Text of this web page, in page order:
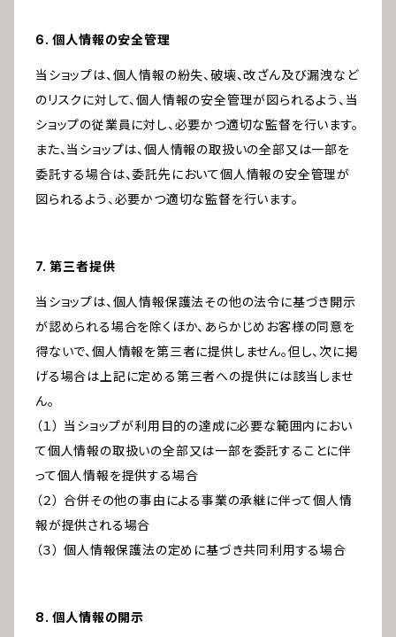
6. 個人情報の安全管理
当ショップは、個人情報の紛失、破壊、改ざん及び漏洩など
のリスクに対して、個人情報の安全管理が図られるよう、当
ショップの従業員に対し、必要かつ適切な監督を行います。
また、当ショップは、個人情報の取扱いの全部又は一部を
委託する場合は、委託先において個人情報の安全管理が
図られるよう、必要かつ適切な監督を行います。
7. 第三者提供
当ショップは、個人情報保護法その他の法令に基づき開示
が認められる場合を除くほか、あらかじめお客様の同意を
得ないで、個人情報を第三者に提供しません。但し、次に掲
げる場合は上記に定める第三者への提供には該当しませ
ん。
（１） 当ショップが利用目的の達成に必要な範囲内におい
て個人情報の取扱いの全部又は一部を委託することに伴
って個人情報を提供する場合
（２） 合併その他の事由による事業の承継に伴って個人情
報が提供される場合
（３） 個人情報保護法の定めに基づき共同利用する場合
8. 個人情報の開示